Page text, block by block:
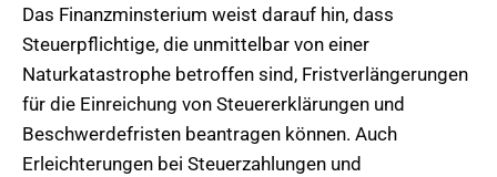
Das Finanzminsterium weist darauf hin, dass
Steuerpflichtige, die unmittelbar von einer
Naturkatastrophe betroffen sind, Fristverlängerungen
für die Einreichung von Steuererklärungen und
Beschwerdefristen beantragen können. Auch
Erleichterungen bei Steuerzahlungen und